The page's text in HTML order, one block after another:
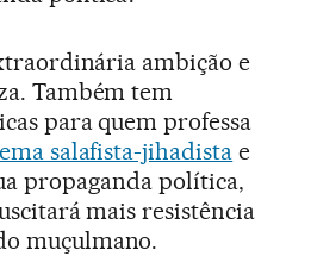
ambição e
Também tem
para quem professa
salafista-jihadista e
propaganda política,
mais resistência
muçulmano.